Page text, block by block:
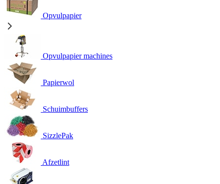
Opvulpapier
Opvulpapier machines
Papierwol
Schuimbuffers
SizzlePak
Afzetlint